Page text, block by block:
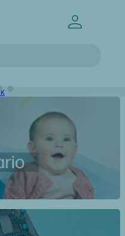
buzo
poleron
body
vestidos